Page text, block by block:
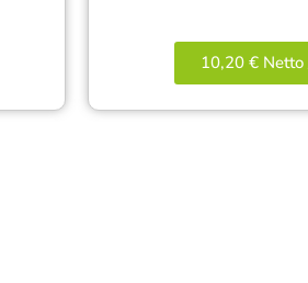
10,20 €